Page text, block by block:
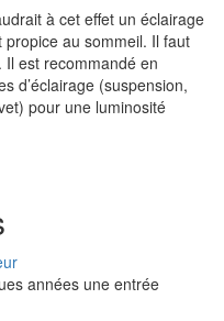
à cet effet un éclairage
au sommeil. Il faut
est recommandé en
d’éclairage (suspension,
pour une luminosité
années une entrée